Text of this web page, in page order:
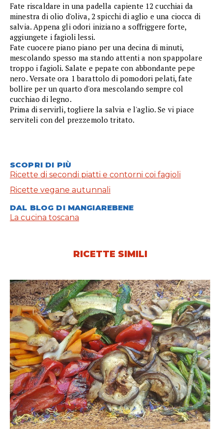
Fate riscaldare in una padella capiente 12 cucchiai da
minestra di olio d'oliva, 2 spicchi di aglio e una ciocca di
salvia. Appena gli odori iniziano a soffriggere forte,
aggiungete i fagioli lessi.
Fate cuocere piano piano per una decina di minuti,
mescolando spesso ma stando attenti a non spappolare
troppo i fagioli. Salate e pepate con abbondante pepe
nero. Versate ora 1 barattolo di pomodori pelati, fate
bollire per un quarto d'ora mescolando sempre col
cucchiao di legno.
Prima di servirli, togliere la salvia e l'aglio. Se vi piace
serviteli con del prezzemolo tritato.
SCOPRI DI PIÙ
Ricette di secondi piatti e contorni coi fagioli
Ricette vegane autunnali
DAL BLOG DI MANGIAREBENE
La cucina toscana
RICETTE SIMILI